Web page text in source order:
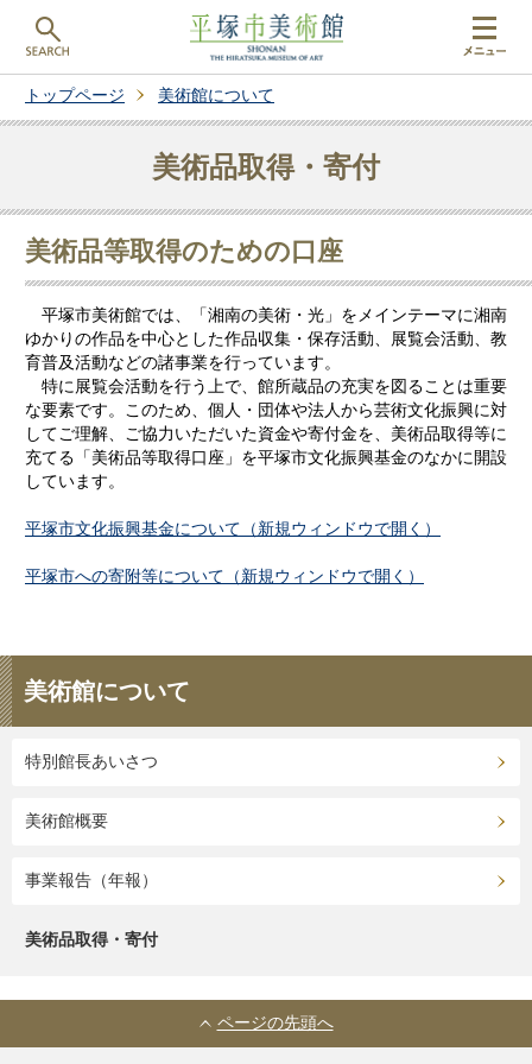
トップページ 美術館について
美術品取得・寄付
美術品等取得のための口座
平塚市美術館では、「湘南の美術・光」をメインテーマに湘南
ゆかりの作品を中心とした作品収集・保存活動、展覧会活動、教
育普及活動などの諸事業を行っています。
特に展覧会活動を行う上で、館所蔵品の充実を図ることは重要
な要素です。このため、個人・団体や法人から芸術文化振興に対
してご理解、ご協力いただいた資金や寄付金を、美術品取得等に
充てる「美術品等取得口座」を平塚市文化振興基金のなかに開設
しています。
平塚市文化振興基金について（新規ウィンドウで開く）
平塚市への寄附等について（新規ウィンドウで開く）
美術館について
特別館長あいさつ
美術館概要
事業報告（年報）
美術品取得・寄付
ページの先頭へ